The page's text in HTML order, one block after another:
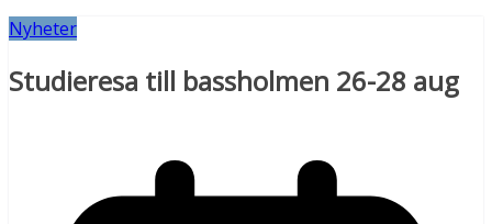
Nyheter
Studieresa till bassholmen 26-28 aug